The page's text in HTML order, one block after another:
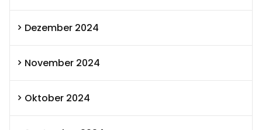
Dezember 2024
November 2024
Oktober 2024